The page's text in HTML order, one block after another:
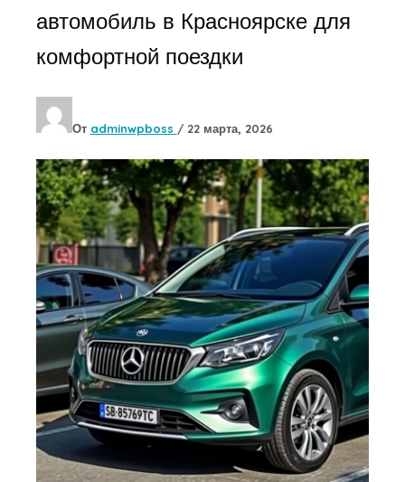
автомобиль в Красноярске для
комфортной поездки
От adminwpboss / 22 марта, 2026